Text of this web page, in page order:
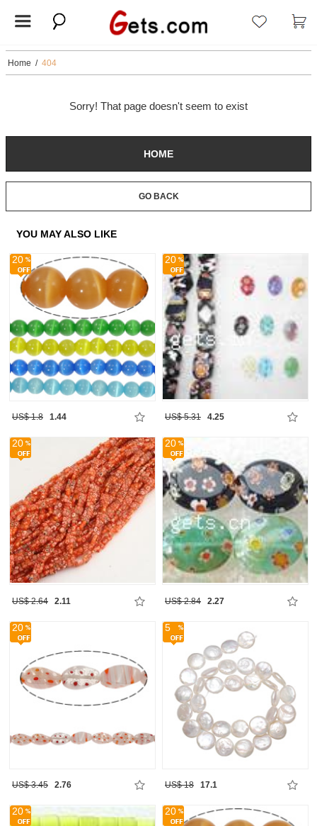
Home / 404
Sorry! That page doesn't seem to exist
HOME
GO BACK
YOU MAY ALSO LIKE
20
US$ 1.8 1.44
20
US$ 5.31 4.25
20
US$ 2.64 2.11
20
US$ 2.84 2.27
20
US$ 3.45 2.76
5
US$ 18 17.1
20 20